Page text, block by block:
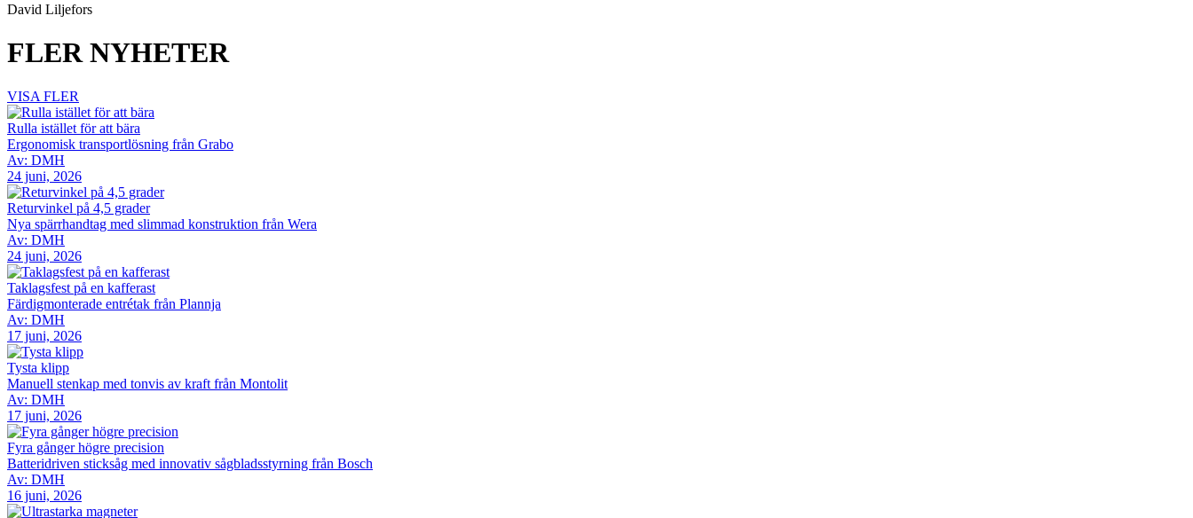
David Liljefors
FLER NYHETER
VISA FLER
Rulla istället för att bära
Ergonomisk transportlösning från Grabo
Av: DMH
24 juni, 2026
Returvinkel på 4,5 grader
Nya spärrhandtag med slimmad konstruktion från Wera
Av: DMH
24 juni, 2026
Taklagsfest på en kafferast
Färdigmonterade entrétak från Plannja
Av: DMH
17 juni, 2026
Tysta klipp
Manuell stenkap med tonvis av kraft från Montolit
Av: DMH
17 juni, 2026
Fyra gånger högre precision
Batteridriven sticksåg med innovativ sågbladsstyrning från Bosch
Av: DMH
16 juni, 2026